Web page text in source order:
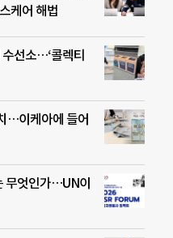
케어 해법
선소…‘콜렉티
…이케아에 들어
무엇인가…UN이